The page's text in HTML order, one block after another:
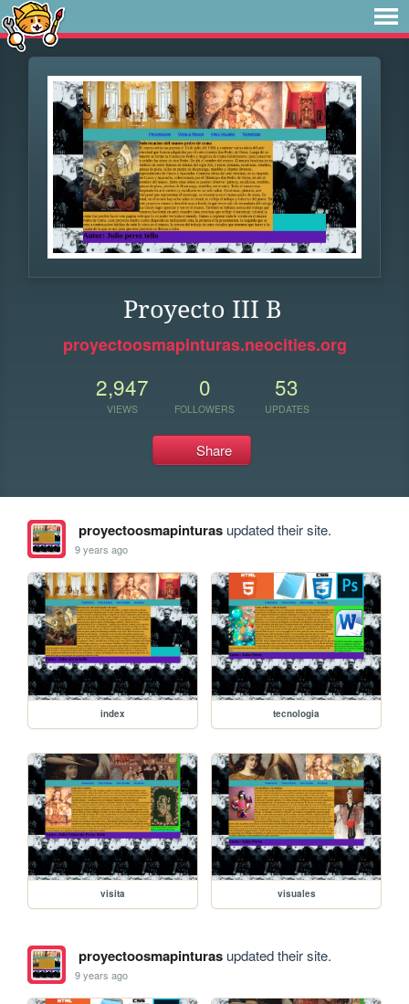
Proyecto III B
proyectoosmapinturas.neocities.org
2,947
VIEWS
0
FOLLOWERS
53
UPDATES
Share
proyectoosmapinturasupdated their site.
9 years ago
index tecnologia
visita visuales
proyectoosmapinturasupdated their site.
9 years ago